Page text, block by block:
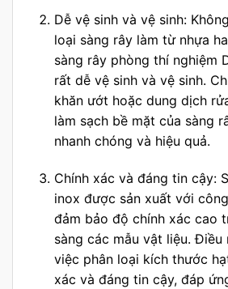
Dễ vệ sinh và vệ sinh:
loại sàng rây làm từ nhựa
sàng rây phòng thí nghiệm
rất dễ vệ sinh và vệ sinh.
khăn ướt hoặc dung dịch
làm sạch bề mặt của sàng
nhanh chóng và hiệu quả.
Chính xác và đáng tin cậy:
inox được sản xuất với
đảm bảo độ chính xác cao
sàng các mẫu vật liệu. Điều
việc phân loại kích thước
xác và đáng tin cậy, đáp